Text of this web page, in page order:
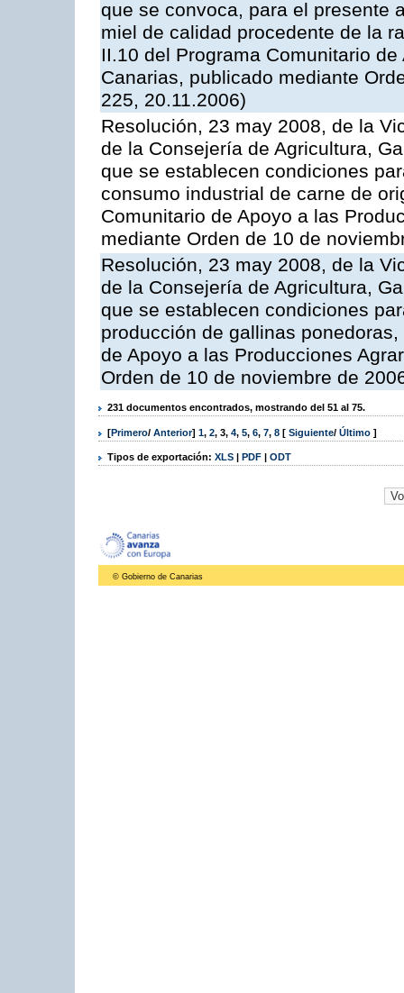
que se convoca, para el presente
miel de calidad procedente de la
II.10 del Programa Comunitario
Canarias, publicado mediante
225, 20.11.2006)
Resolución, 23 may 2008, de la
de la Consejería de Agricultura,
que se establecen condiciones
consumo industrial de carne de
Comunitario de Apoyo a las
mediante Orden de 10 de
Resolución, 23 may 2008, de la
de la Consejería de Agricultura,
que se establecen condiciones
producción de gallinas
de Apoyo a las Producciones
Orden de 10 de noviembre de
231 documentos encontrados, mostrando del 51 al 75.
[Primero/ Anterior] 1, 2, 3, 4, 5, 6, 7, 8 [ Siguiente/ Último ]
Tipos de exportación: XLS | PDF | ODT
© Gobierno de Canarias